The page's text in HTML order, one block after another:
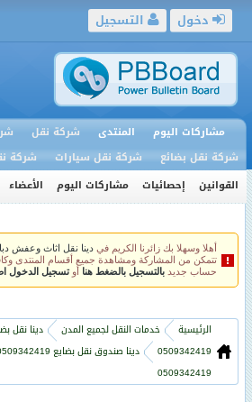
التسجيل دخول
مشاركات اليوم المنتدى شركة نقل
شركة نقل بضائع
شركة نقل سيارات
شركة
القوانين
إحصائيات مشاركات اليوم الأعضاء
أهلا وسهلا بك زائرنا الكريم فيدينا نقل اثاث وعفش دباب نقل
تتمكن من المشاركة ومشاهدة جميع أقسام المنتدى
حساب جديدبالتسجيل بالضغط هنا أوتسجيل الدخول
الرئيسية خدمات النقل لجميع المدن
دينا نقل
0509342419
0509342419